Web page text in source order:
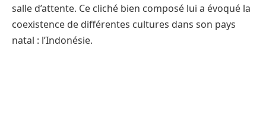
salle d’attente. Ce cliché bien composé lui a évoqué la
coexistence de différentes cultures dans son pays
natal : l’Indonésie.